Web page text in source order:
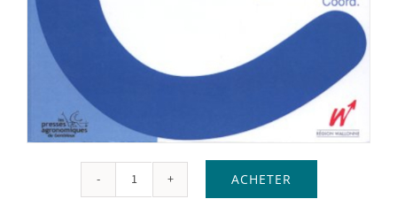
quantité
ACHETER